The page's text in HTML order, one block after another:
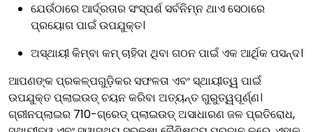
ଯେଉଁଠାରେ ଆର୍ଦ୍ରତାର ସଂସ୍ପର୍ଶ ସର୍ବନିମ୍ନ ଥାଏ ସେଠାରେ
ପ୍ରୟୋଗ ପାଇଁ ଉପଯୁକ୍ତ।
ଅସ୍ଥାୟୀ କିମ୍ବା କମ୍ ଚାହିଦା ଥିବା ଗଠନ ପାଇଁ ଏକ ଆର୍ଥିକ ପସନ୍ଦ।
ଆପଣଙ୍କ ପ୍ରକଳ୍ପଗୁଡ଼ିକର ସଫଳତା ଏବଂ ସ୍ଥାୟୀତ୍ୱ ପାଇଁ
ଉପଯୁକ୍ତ ପ୍ଲାଇଉଡ୍ ଚୟନ କରିବା ଅତ୍ୟନ୍ତ ଗୁରୁତ୍ୱପୂର୍ଣ୍ଣ।
ଗ୍ରୀନପ୍ଲାଇର 710-ଗ୍ରେଡ୍ ପ୍ଲାଇଉଡ୍ ଅସାଧାରଣ ଜଳ ପ୍ରତିରୋଧ,